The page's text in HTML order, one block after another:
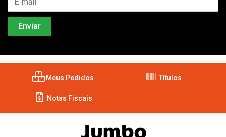
Meus Pedidos Títulos
Notas Fiscais